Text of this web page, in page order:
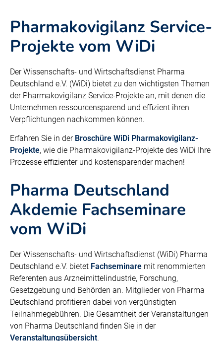
Pharmakovigilanz Service-
Projekte vom WiDi
Der Wissenschafts- und Wirtschaftsdienst Pharma
Deutschland e.V. (WiDi) bietet zu den wichtigsten Themen
der Pharmakovigilanz Service-Projekte an, mit denen die
Unternehmen ressourcensparend und effizient ihren
Verpflichtungen nachkommen können.
Erfahren Sie in der Broschüre WiDi Pharmakovigilanz-
Projekte, wie die Pharmakovigilanz-Projekte des WiDi Ihre
Prozesse effizienter und kostensparender machen!
Pharma Deutschland
Akdemie Fachseminare
vom WiDi
Der Wissenschafts- und Wirtschaftsdienst (WiDi) Pharma
Deutschland e.V. bietet Fachseminare mit renommierten
Referenten aus Arzneimittelindustrie, Forschung,
Gesetzgebung und Behörden an. Mitglieder von Pharma
Deutschland profitieren dabei von vergünstigten
Teilnahmegebühren. Die Gesamtheit der Veranstaltungen
von Pharma Deutschland finden Sie in der
Veranstaltungsübersicht.